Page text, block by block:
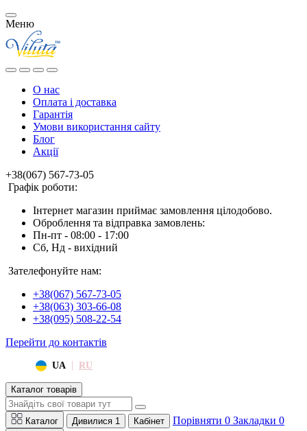
Меню
О нас
Оплата і доставка
Гарантія
Умови використання сайту
Блог
Акції
+38(067) 567-73-05
Графік роботи:
Інтернет магазин приймає замовлення цілодобово.
Оброблення та відправка замовлень:
Пн-пт - 08:00 - 17:00
Сб, Нд - вихідний
Зателефонуйте нам:
+38(067) 567-73-05
+38(063) 303-66-08
+38(095) 508-22-54
Перейти до контактів
UA | RU
Каталог товарів
Каталог Дивилися 1 Кабінет Порівняти 0 Закладки 0